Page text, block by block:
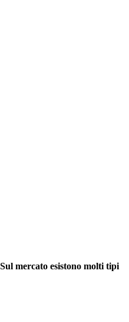
mercato esistono molti tipi